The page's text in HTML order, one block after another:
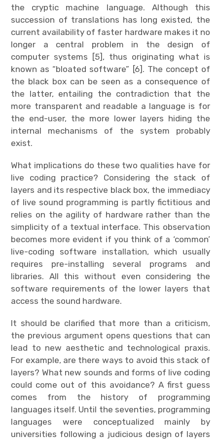
the cryptic machine language. Although this
succession of translations has long existed, the
current availability of faster hardware makes it no
longer a central problem in the design of
computer systems [5], thus originating what is
known as “bloated software” [6]. The concept of
the black box can be seen as a consequence of
the latter, entailing the contradiction that the
more transparent and readable a language is for
the end-user, the more lower layers hiding the
internal mechanisms of the system probably
exist.
What implications do these two qualities have for
live coding practice? Considering the stack of
layers and its respective black box, the immediacy
of live sound programming is partly fictitious and
relies on the agility of hardware rather than the
simplicity of a textual interface. This observation
becomes more evident if you think of a ‘common’
live-coding software installation, which usually
requires pre-installing several programs and
libraries. All this without even considering the
software requirements of the lower layers that
access the sound hardware.
It should be clarified that more than a criticism,
the previous argument opens questions that can
lead to new aesthetic and technological praxis.
For example, are there ways to avoid this stack of
layers? What new sounds and forms of live coding
could come out of this avoidance? A first guess
comes from the history of programming
languages itself. Until the seventies, programming
languages were conceptualized mainly by
universities following a judicious design of layers